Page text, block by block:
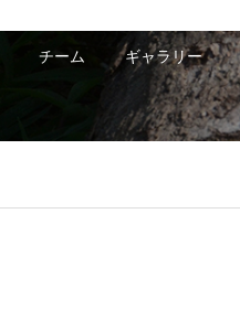
チーム ギャラリー